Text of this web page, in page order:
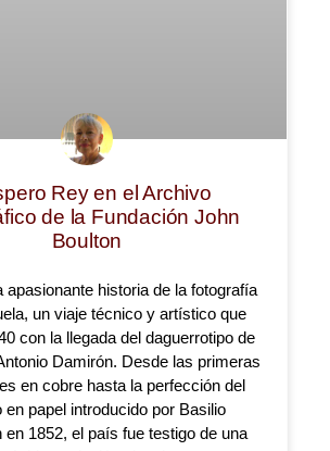
Rey en el Archivo
de la Fundación John
Boulton
apasionante historia de la fotografía
un viaje técnico y artístico que
con la llegada del daguerrotipo de
Damirón. Desde las primeras
en cobre hasta la perfección del
en papel introducido por Basilio
en 1852, el país fue testigo de una